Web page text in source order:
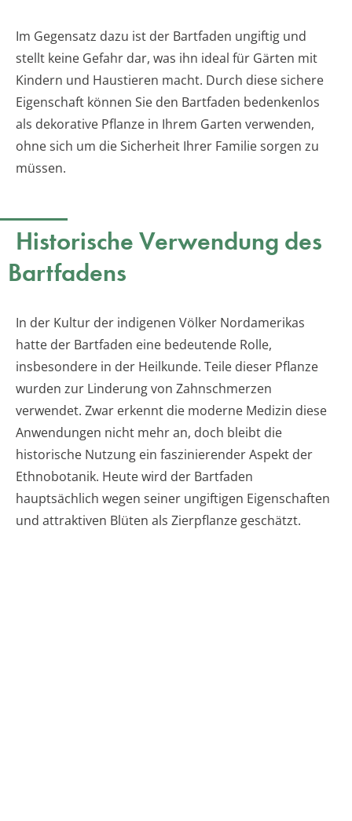
Im Gegensatz dazu ist der Bartfaden ungiftig und
stellt keine Gefahr dar, was ihn ideal für Gärten mit
Kindern und Haustieren macht. Durch diese sichere
Eigenschaft können Sie den Bartfaden bedenkenlos
als dekorative Pflanze in Ihrem Garten verwenden,
ohne sich um die Sicherheit Ihrer Familie sorgen zu
müssen.
Historische Verwendung des
Bartfadens
In der Kultur der indigenen Völker Nordamerikas
hatte der Bartfaden eine bedeutende Rolle,
insbesondere in der Heilkunde. Teile dieser Pflanze
wurden zur Linderung von Zahnschmerzen
verwendet. Zwar erkennt die moderne Medizin diese
Anwendungen nicht mehr an, doch bleibt die
historische Nutzung ein faszinierender Aspekt der
Ethnobotanik. Heute wird der Bartfaden
hauptsächlich wegen seiner ungiftigen Eigenschaften
und attraktiven Blüten als Zierpflanze geschätzt.